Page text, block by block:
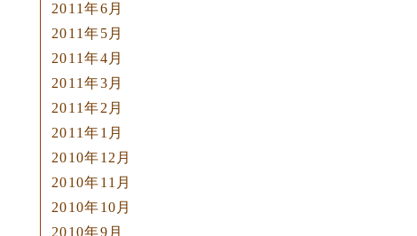
2011年6月
2011年5月
2011年4月
2011年3月
2011年2月
2011年1月
2010年12月
2010年11月
2010年10月
2010年9月